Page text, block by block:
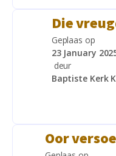
Die
Geplaas op
23 January
deur
Baptiste Kerk
Oor